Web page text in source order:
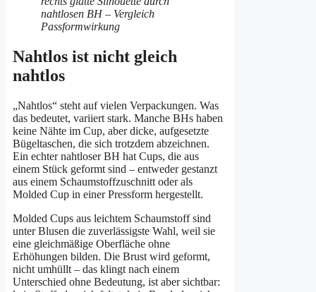
Nahtlos ist nicht gleich
nahtlos
„Nahtlos“ steht auf vielen Verpackungen. Was
das bedeutet, variiert stark. Manche BHs haben
keine Nähte im Cup, aber dicke, aufgesetzte
Bügeltaschen, die sich trotzdem abzeichnen.
Ein echter nahtloser BH hat Cups, die aus
einem Stück geformt sind – entweder gestanzt
aus einem Schaumstoffzuschnitt oder als
Molded Cup in einer Pressform hergestellt.
Molded Cups aus leichtem Schaumstoff sind
unter Blusen die zuverlässigste Wahl, weil sie
eine gleichmäßige Oberfläche ohne
Erhöhungen bilden. Die Brust wird geformt,
nicht umhüllt – das klingt nach einem
Unterschied ohne Bedeutung, ist aber sichtbar: